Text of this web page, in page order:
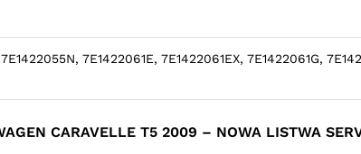
7E1422061E, 7E1422061EX, 7E1422061G,
CARAVELLE T5 2009 – NOWA LISTWA